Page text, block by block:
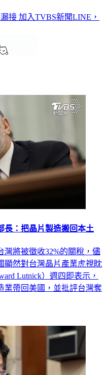
顯然對台灣晶片產業虎視眈
Lutnick）週四即表示，
帶回美國，並批評台灣奪